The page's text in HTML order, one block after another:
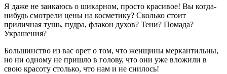
Я даже не заикаюсь о шикарном, просто красивое! Вы когда-
нибудь смотрели цены на косметику? Сколько стоит
приличная тушь, пудра, флакон духов? Тени? Помада?
Украшения?
Большинство из вас орет о том, что женщины меркантильны,
но ни одному не пришло в голову, что они уже вложили в
свою красоту столько, что нам и не снилось!